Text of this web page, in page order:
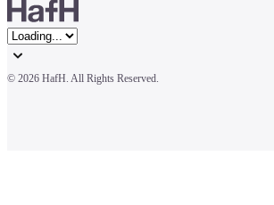
© 2026 HafH. All Rights Reserved.